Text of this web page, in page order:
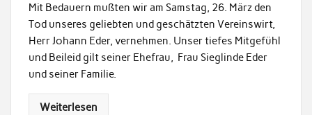
Mit Bedauern mußten wir am Samstag, 26. März den
Tod unseres geliebten und geschätzten Vereinswirt,
Herr Johann Eder, vernehmen. Unser tiefes Mitgefühl
und Beileid gilt seiner Ehefrau, Frau Sieglinde Eder
und seiner Familie.
Weiterlesen